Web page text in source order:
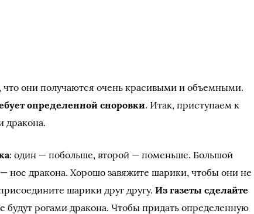
они получаются очень красивыми и объемными.
определенной сноровки. Итак, приступаем к
дракона.
: один — побольше, второй — поменьше. Большой
нос дракона. Хорошо завяжите шарики, чтобы они не
шарики друг другу.Из газеты сделайте
будут рогами дракона. Чтобы придать определенную